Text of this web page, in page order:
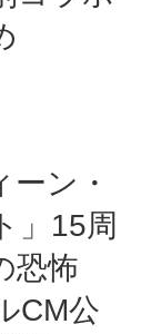
ン・
」15周
恐怖
CM公